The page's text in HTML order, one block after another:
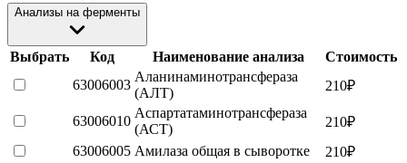
Анализы на ферменты
Выбрать Код Наименование анализа
Стоимость
63006003
Аланинаминотрансфераза
(АЛТ)
210₽
63006010
Аспартатаминотрансфераза
(АСТ)
210₽
63006005 Амилаза общая в сыворотке 210₽